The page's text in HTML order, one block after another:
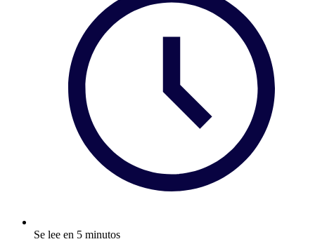
Se lee en 5 minutos